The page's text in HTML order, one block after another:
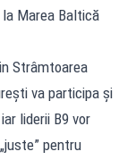
Marea Baltică
Strâmtoarea
va participa și
liderii B9 vor
pentru